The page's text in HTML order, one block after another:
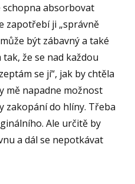
schopna absorbovat
zapotřebí ji „správně
být zábavný a také
že se nad každou
se jí“, jak by chtěla
mě napadne možnost
zakopání do hlíny. Třeba
Ale určitě by
a dál se nepotkávat